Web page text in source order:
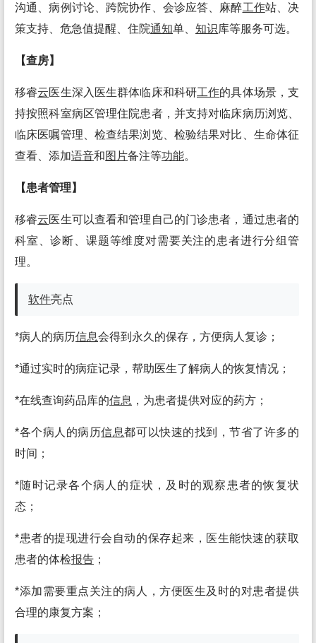
沟通、病例讨论、跨院协作、会诊应答、麻醉工作站、决
策支持、危急值提醒、住院通知单、 知识库等服务可选。
【查房】
移睿云医生深入医生群体临床和科研工作的具体场景，支
持按照科室病区管理住院患者，并支持对临床病历浏览、
临床医嘱管理、检查结果浏览、检验结果对比、生命体征
查看、添加语音和图片备注等功能。
【患者管理】
移睿云医生可以查看和管理自己的门诊患者，通过患者的
科室、诊断、课题等维度对需要关注的患者进行分组管
理。
软件亮点
*病人的病历信息会得到永久的保存，方便病人复诊；
*通过实时的病症记录，帮助医生了解病人的恢复情况；
*在线查询药品库的信息 ，为患者提供对应的药方；
*各个病人的病历信息都可以快速的找到，节省了许多的
时间；
*随时记录各个病人的症状，及时的观察患者的恢复状
态；
*患者的提现进行会自动的保存起来，医生能快速的获取
患者的体检报告 ；
*添加需要重点关注的病人，方便医生及时的对患者提供
合理的康复方案；